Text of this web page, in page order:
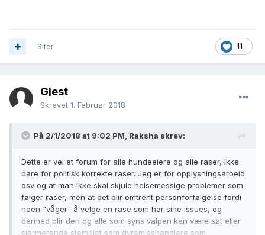
11
Siter
Gjest
Skrevet 1. Februar 2018
På 2/1/2018 at 9:02 PM, Raksha skrev:
Dette er vel et forum for alle hundeeiere og alle raser, ikke
bare for politisk korrekte raser. Jeg er for opplysningsarbeid
osv og at man ikke skal skjule helsemessige problemer som
følger raser, men at det blir omtrent personforfølgelse fordi
noen "våger" å velge en rase som har sine issues, og
dermed blir den og alle som syns valpen kan være søt eller
sjarmerende stemplet som dyremisshandlere som